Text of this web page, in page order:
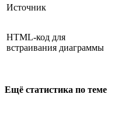
Источник
HTML-код для
встраивания диаграммы
Ещё статистика по теме